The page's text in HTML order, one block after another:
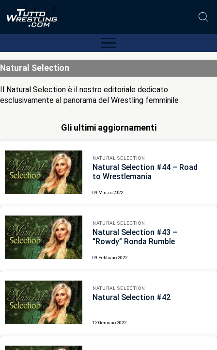
Natural Selection
Il Natural Selection è il nostro editoriale dedicato
esclusivamente al panorama del Wrestling femminile
Gli ultimi aggiornamenti
NATURAL SELECTION
Natural Selection #44 – Road
to Wrestlemania
09 Marzo 2022
NATURAL SELECTION
Natural Selection #43 –
“Rowdy” Ronda Rumble
09 Febbraio 2022
NATURAL SELECTION
Natural Selection #42
12 Gennaio 2022